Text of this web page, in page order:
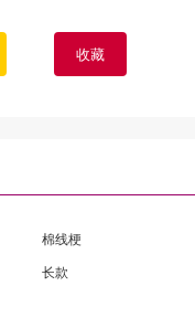
收藏
棉线梗
长款